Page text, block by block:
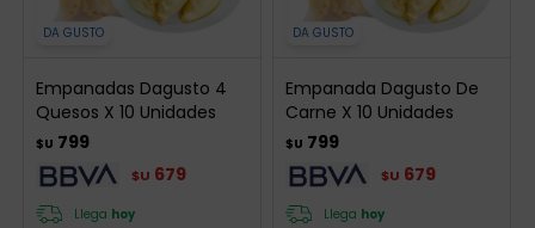
DA GUSTO
Empanadas Dagusto 4
Quesos X 10 Unidades
$U 799
$U 679
Llega hoy
DA GUSTO
Empanada Dagusto De
Carne X 10 Unidades
$U 799
$U 679
Llega hoy